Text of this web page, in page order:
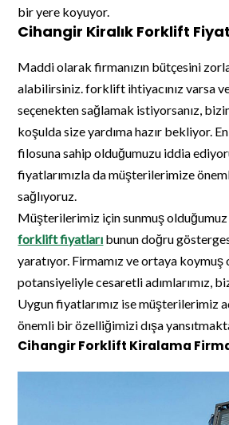
bir yere koyuyor.
Cihangir Kiralık Forklift
Maddi olarak firmanızın bütçesini
alabilirsiniz. forklift ihtiyacınız varsa
seçenekten sağlamak istiyorsanız,
koşulda size yardıma hazır bekliyor.
filosuna sahip olduğumuzu iddia
fiyatlarımızla da müşterilerimize
sağlıyoruz.
Müşterilerimiz için sunmuş
forklift fiyatları bunun doğru
yaratıyor. Firmamız ve ortaya
potansiyeliyle cesaretli adımlarımız,
Uygun fiyatlarımız ise müşterilerimiz
önemli bir özelliğimizi dışa
Cihangir Forklift Kiralama